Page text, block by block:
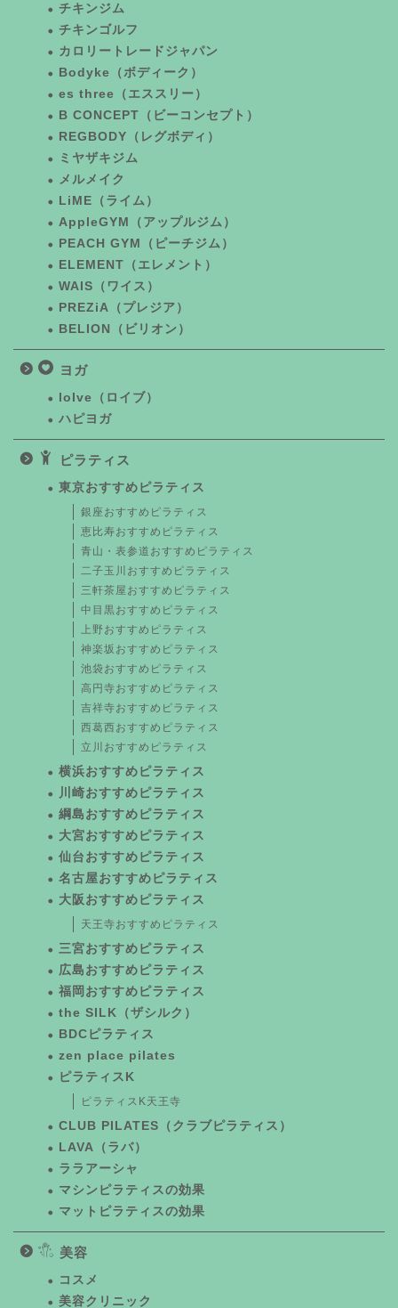
チキンジム
チキンゴルフ
カロリートレードジャパン
Bodyke（ボディーク）
es three（エススリー）
B CONCEPT（ビーコンセプト）
REGBODY（レグボディ）
ミヤザキジム
メルメイク
LiME（ライム）
AppleGYM（アップルジム）
PEACH GYM（ピーチジム）
ELEMENT（エレメント）
WAIS（ワイス）
PREZiA（プレジア）
BELION（ビリオン）
ヨガ
loIve（ロイブ）
ハピヨガ
ピラティス
東京おすすめピラティス
銀座おすすめピラティス
恵比寿おすすめピラティス
青山・表参道おすすめピラティス
二子玉川おすすめピラティス
三軒茶屋おすすめピラティス
中目黒おすすめピラティス
上野おすすめピラティス
神楽坂おすすめピラティス
池袋おすすめピラティス
高円寺おすすめピラティス
吉祥寺おすすめピラティス
西葛西おすすめピラティス
立川おすすめピラティス
横浜おすすめピラティス
川崎おすすめピラティス
綱島おすすめピラティス
大宮おすすめピラティス
仙台おすすめピラティス
名古屋おすすめピラティス
大阪おすすめピラティス
天王寺おすすめピラティス
三宮おすすめピラティス
広島おすすめピラティス
福岡おすすめピラティス
the SILK（ザシルク）
BDCピラティス
zen place pilates
ピラティスK
ピラティスK天王寺
CLUB PILATES（クラブピラティス）
LAVA（ラバ）
ララアーシャ
マシンピラティスの効果
マットピラティスの効果
美容
コスメ
美容クリニック